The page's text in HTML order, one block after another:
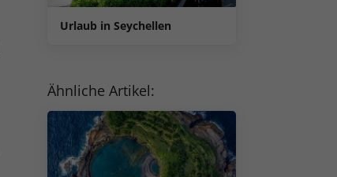
Urlaub in Seychellen
Ähnliche Artikel: